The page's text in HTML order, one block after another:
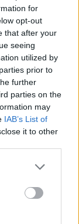
for
opt-out
that after your
seeing
utilized by
prior to
further
parties on the
may
IAB’s List of
it to other
Próximo artigo
Áreas de
Agrícola
contra
incêndios
DO AUTOR